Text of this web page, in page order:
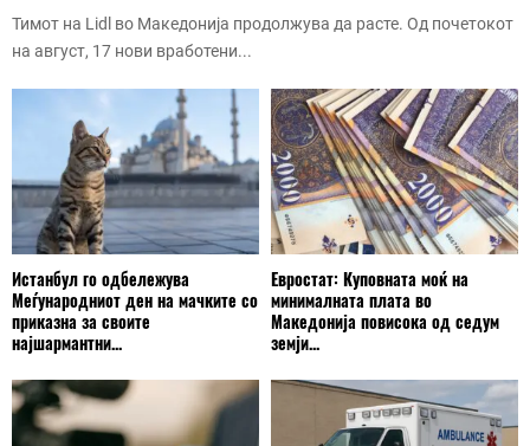
Тимот на Lidl во Македонија продолжува да расте. Од почетокот
на август, 17 нови вработени...
Истанбул го одбележува
Меѓународниот ден на мачките со
приказна за своите
најшармантни...
Евростат: Куповната моќ на
минималната плата во
Македонија повисока од седум
земји...